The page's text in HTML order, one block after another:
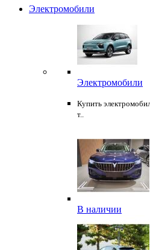
Электромобили
Электромобили
Купить
т..
В наличии